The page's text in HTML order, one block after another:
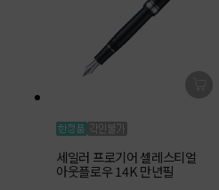
세일러 프로기어 셀레스티얼
아웃플로우 14K 만년필